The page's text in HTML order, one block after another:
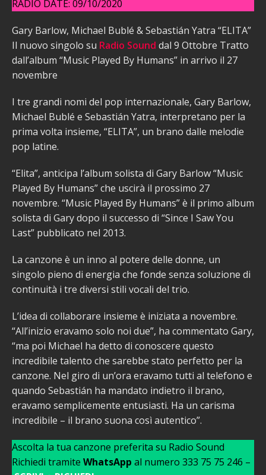
RADIO DATE: 09/10/2020
Gary Barlow, Michael Bublé & Sebastián Yatra “ELITA”
Il nuovo singolo su Radio Sound dal 9 Ottobre Tratto
dall’album “Music Played By Humans” in arrivo il 27
novembre
I tre grandi nomi del pop internazionale, Gary Barlow,
Michael Bublé e Sebastián Yatra, interpretano per la
prima volta insieme, “ELITA”, un brano dalle melodie
pop latine.
“Elita”, anticipa l’album solista di Gary Barlow “Music
Played By Humans” che uscirà il prossimo 27
novembre. “Music Played By Humans” è il primo album
solista di Gary dopo il successo di “Since I Saw You
Last” pubblicato nel 2013.
La canzone è un inno al potere delle donne, un
singolo pieno di energia che fonde senza soluzione di
continuità i tre diversi stili vocali del trio.
L’idea di collaborare insieme è iniziata a novembre.
“All’inizio eravamo solo noi due”, ha commentato Gary,
“ma poi Michael ha detto di conoscere questo
incredibile talento che sarebbe stato perfetto per la
canzone. Nel giro di un’ora eravamo tutti al telefono e
quando Sebastián ha mandato indietro il brano,
eravamo semplicemente entusiasti. Ha un carisma
incredibile – il brano suona così autentico”.
Ascolta la tua canzone preferita su Radio Sound
Richiedi tramite WhatsApp al numero 333 75 75 246 –